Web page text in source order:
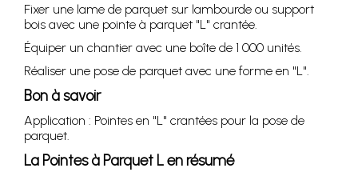
Fixer une lame de parquet sur lambourde ou support
bois avec une pointe à parquet "L" crantée.
Équiper un chantier avec une boîte de 1 000 unités.
Réaliser une pose de parquet avec une forme en "L".
Bon à savoir
Application : Pointes en "L" crantées pour la pose de
parquet.
LaPointes à Parquet Len résumé